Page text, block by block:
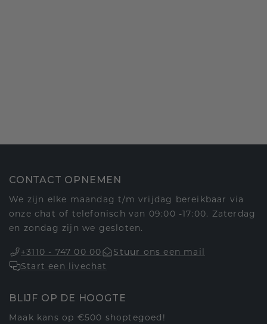
CONTACT OPNEMEN
We zijn elke maandag t/m vrijdag bereikbaar via
onze chat of telefonisch van 09:00 -17:00. Zaterdag
en zondag zijn we gesloten.
+3110 - 747 00 00
Stuur ons een mail
Start een livechat
BLIJF OP DE HOOGTE
Maak kans op €500 shoptegoed!